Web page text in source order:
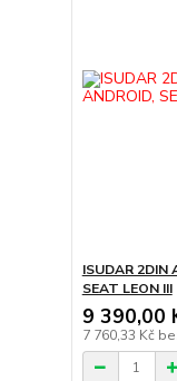
ISUDAR 2DIN
SEAT LEON III
9 390,00
7 760,33 Kč